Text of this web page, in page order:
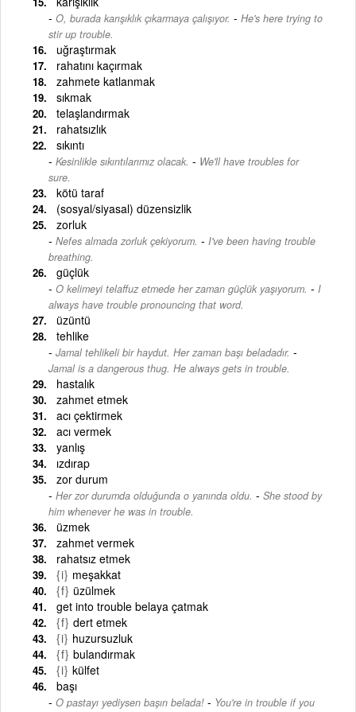
O, burada karışıklık çıkarmaya çalışıyor. - He's here trying to
stir up trouble.
uğraştırmak
rahatını kaçırmak
zahmete katlanmak
sıkmak
telaşlandırmak
rahatsızlık
sıkıntı
Kesinlikle sıkıntılarımız olacak. - We'll have troubles for
sure.
kötü taraf
(sosyal/siyasal) düzensizlik
zorluk
Nefes almada zorluk çekiyorum. - I've been having trouble
breathing.
güçlük
O kelimeyi telaffuz etmede her zaman güçlük yaşıyorum. - I
always have trouble pronouncing that word.
üzüntü
tehlike
Jamal tehlikeli bir haydut. Her zaman başı beladadır. -
Jamal is a dangerous thug. He always gets in trouble.
hastalık
zahmet etmek
acı çektirmek
acı vermek
yanlış
ızdırap
zor durum
Her zor durumda olduğunda o yanında oldu. - She stood by
him whenever he was in trouble.
üzmek
zahmet vermek
rahatsız etmek
{i} meşakkat
{f} üzülmek
get into trouble belaya çatmak
{f} dert etmek
{i} huzursuzluk
{f} bulandırmak
{i} külfet
başı
O pastayı yediysen başın belada! - You're in trouble if you